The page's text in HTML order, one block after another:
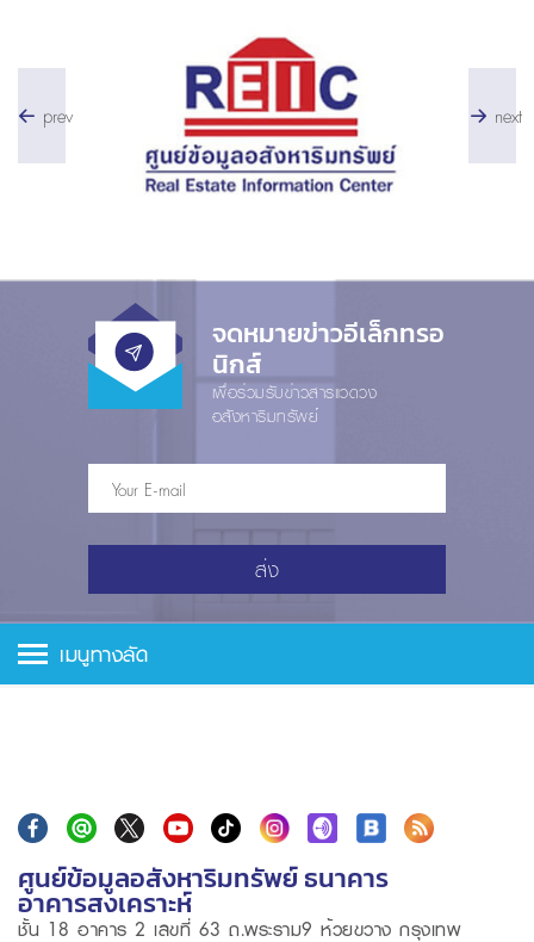
prev next
จดหมายข่าวอีเล็กทรอ
นิกส์
เพื่อร่วมรับข่าวสารแวดวง
อสังหาริมทรัพย์
ส่ง
เมนูทางลัด
ศูนย์ข้อมูลอสังหาริมทรัพย์ ธนาคาร
อาคารสงเคราะห์
ชั้น 18 อาคาร 2 เลขที่ 63 ถ.พระราม9 ห้วยขวาง กรุงเทพ